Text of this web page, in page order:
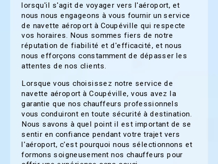
lorsqu'il s'agit de voyager vers l'aéroport, et
nous nous engageons à vous fournir un service
de navette aéroport à Coupéville qui respecte
vos horaires. Nous sommes fiers de notre
réputation de fiabilité et d'efficacité, et nous
nous efforçons constamment de dépasser les
attentes de nos clients.
Lorsque vous choisissez notre service de
navette aéroport à Coupéville, vous avez la
garantie que nos chauffeurs professionnels
vous conduiront en toute sécurité à destination.
Nous savons à quel point il est important de se
sentir en confiance pendant votre trajet vers
l'aéroport, c'est pourquoi nous sélectionnons et
formons soigneusement nos chauffeurs pour